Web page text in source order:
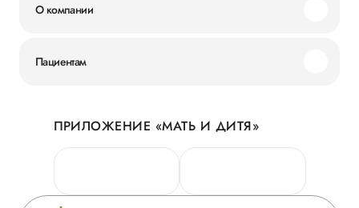
О компании
Новости
Руководство
Сотрудничество
Пациентам
Личный кабинет
Персональные данные
Горячая линия качества
ПРИЛОЖЕНИЕ «МАТЬ И ДИТЯ»